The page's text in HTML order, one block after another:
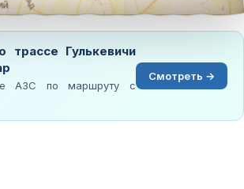
трассе Гулькевичи
АЗС по маршруту с
Смотреть →